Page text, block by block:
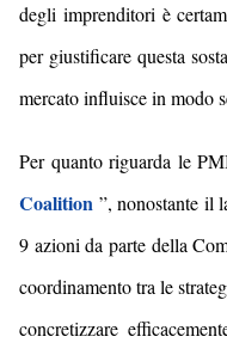
degli imprenditori è
per giustificare questa
mercato influisce in modo
Per quanto riguarda le
Coalition ”,nonostante il
9 azionida parte della
coordinamentotra le
concretizzare